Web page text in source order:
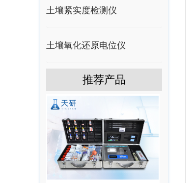
土壤紧实度检测仪
土壤氧化还原电位仪
推荐产品